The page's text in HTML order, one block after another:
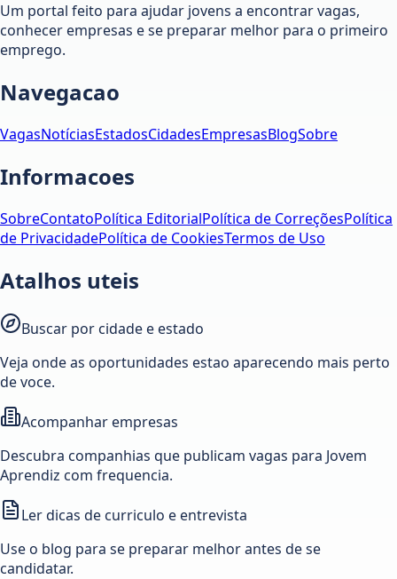
Um portal feito para ajudar jovens a encontrar vagas,
conhecer empresas e se preparar melhor para o primeiro
emprego.
Navegacao
VagasNotíciasEstadosCidadesEmpresasBlogSobre
Informacoes
SobreContatoPolítica EditorialPolítica de CorreçõesPolítica
de PrivacidadePolítica de CookiesTermos de Uso
Atalhos uteis
Buscar por cidade e estado
Veja onde as oportunidades estao aparecendo mais perto
de voce.
Acompanhar empresas
Descubra companhias que publicam vagas para Jovem
Aprendiz com frequencia.
Ler dicas de curriculo e entrevista
Use o blog para se preparar melhor antes de se
candidatar.